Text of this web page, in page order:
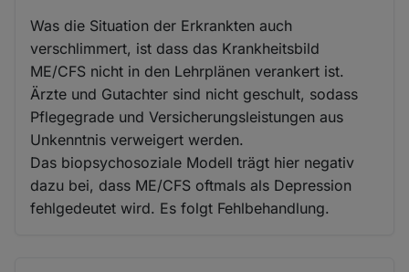
Was die Situation der Erkrankten auch
verschlimmert, ist dass das Krankheitsbild
ME/CFS nicht in den Lehrplänen verankert ist.
Ärzte und Gutachter sind nicht geschult, sodass
Pflegegrade und Versicherungsleistungen aus
Unkenntnis verweigert werden.
Das biopsychosoziale Modell trägt hier negativ
dazu bei, dass ME/CFS oftmals als Depression
fehlgedeutet wird. Es folgt Fehlbehandlung.